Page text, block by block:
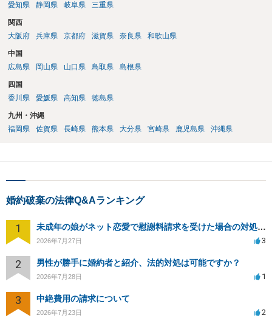
愛知県
静岡県 岐阜県 三重県
関西
大阪府
兵庫県 京都府 滋賀県 奈良県 和歌山県
中国
広島県
岡山県 山口県 鳥取県 島根県
四国
香川県
愛媛県 高知県 徳島県
九州・沖縄
福岡県
佐賀県 長崎県 熊本県 大分県 宮崎県 鹿児島県 沖縄県
婚約破棄の法律Q&Aランキング
1 未成年の娘がネット恋愛で慰謝料請求を受けた場合の対処法は？
2026年7月27日 3
2 男性が勝手に婚約者と紹介、法的対処は可能ですか？
2026年7月28日 1
3 中絶費用の請求について
2026年7月23日 2